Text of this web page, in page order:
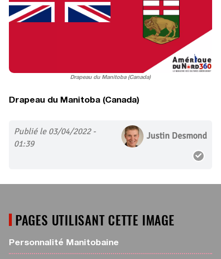
Drapeau du Manitoba (Canada)
Drapeau du Manitoba (Canada)
Publié le 03/04/2022 -
01:39
Justin Desmond
PAGES UTILISANT CETTE IMAGE
Personnalité Manitobaine